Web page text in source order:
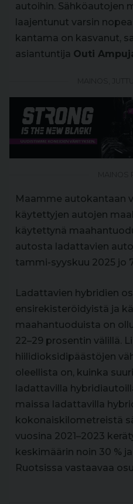
autoihin. Sähköautojen
laajentunut varsin
kantama on kasvanut,
asiantuntija Outi
Maamme autokantaan
käytettyjen autojen
käytettynä
autosta ladattavien
tammi-syyskuu 2025 jo
Ladattavien hybridien
ensirekisteröidyistä ja
maahantuoduista on
22–29 prosentin välillä.
hiilidioksidipäästöjen
oleellista on, kuinka
ladattavilla
maissa ladattavilla
kokonaiskilometreistä
vuosina 2021–2023
keskimäärin noin 30 %
Ruotsissa vastaavaa